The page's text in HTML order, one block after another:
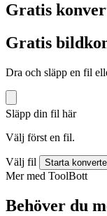
Gratis
Gratis
Dra och släpp en fil
Släpp din fil här
Välj först en fil.
Välj fil Starta
Mer med ToolBott
Behöver du